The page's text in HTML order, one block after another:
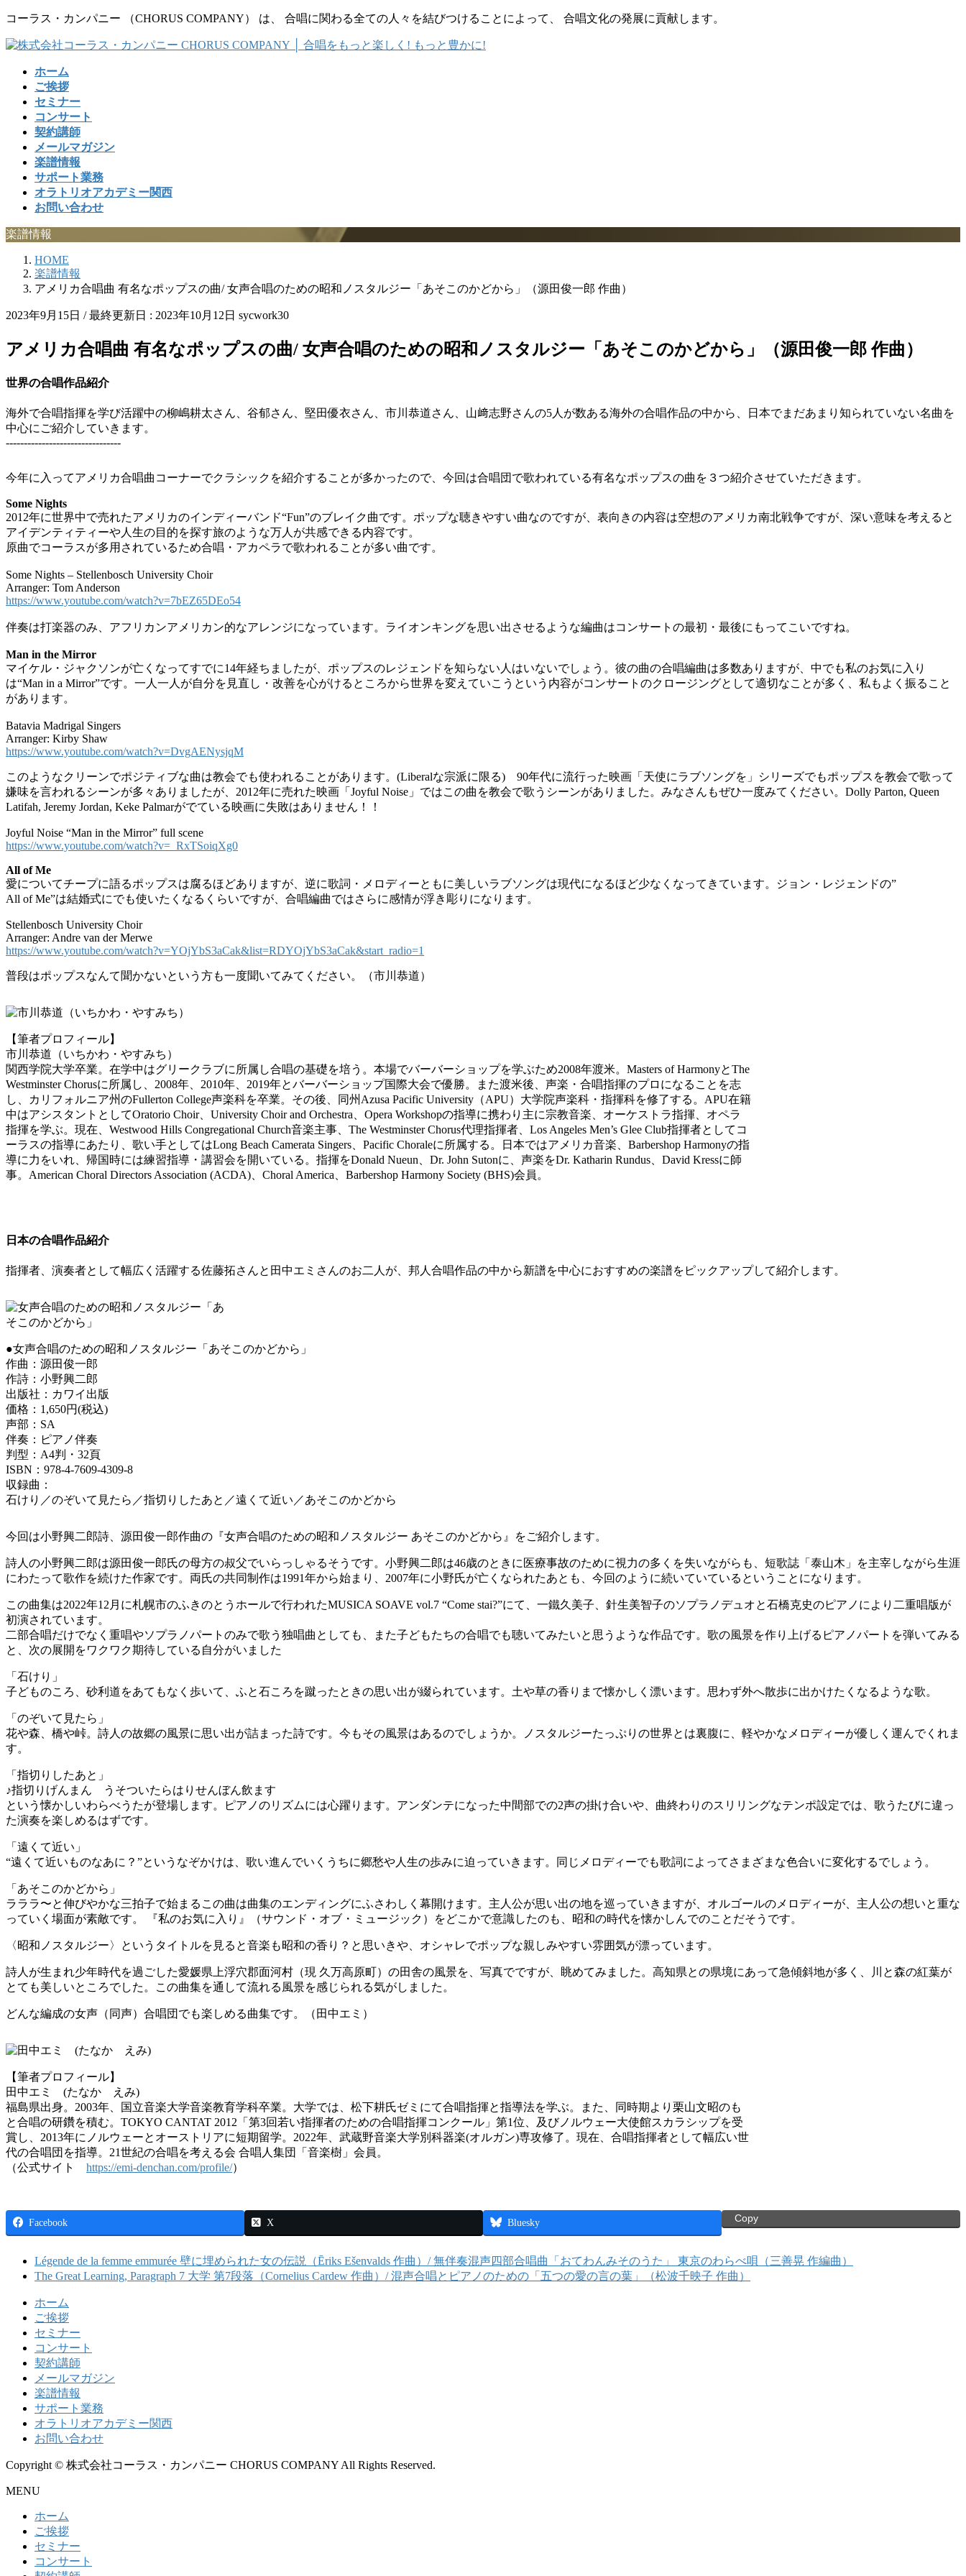
コ
テ
ナ
ゲ
コーラス・カンパニー （CHORUS COMPANY） は、 合唱に関わる全ての人々を結びつけることによって、 合唱文化の発展に貢献します。
ホーム
ご挨拶
セミナー
コンサート
契約講師
メールマガジン
楽譜情報
サポート業務
オラトリオアカデミー関西
お問い合わせ
楽譜情報
HOME
楽譜情報
アメリカ合唱曲 有名なポップスの曲/ 女声合唱のための昭和ノスタルジー「あそこのかどから」（源田俊一郎 作曲）
2023年9月15日 / 最終更新日 : 2023年10月12日 sycwork30
アメリカ合唱曲 有名なポップスの曲/ 女声合唱のための昭和ノスタルジー「あそこのかどから」（源田俊一郎 作曲）
世界の合唱作品紹介
海外で合唱指揮を学び活躍中の柳嶋耕太さん、谷郁さん、堅田優衣さん、市川恭道さん、山﨑志野さんの5人が数ある海外の合唱作品の中から、日本でまだあまり知られていない名曲を
中心にご紹介していきます。
--------------------------------
今年に入ってアメリカ合唱曲コーナーでクラシックを紹介することが多かったので、今回は合唱団で歌われている有名なポップスの曲を３つ紹介させていただきます。
Some Nights
2012年に世界中で売れたアメリカのインディーバンド“Fun”のブレイク曲です。ポップな聴きやすい曲なのですが、表向きの内容は空想のアメリカ南北戦争ですが、深い意味を考えると
アイデンティティーや人生の目的を探す旅のような万人が共感できる内容です。
原曲でコーラスが多用されているため合唱・アカペラで歌われることが多い曲です。
Some Nights – Stellenbosch University Choir
Arranger: Tom Anderson
https://www.youtube.com/watch?v=7bEZ65DEo54
伴奏は打楽器のみ、アフリカンアメリカン的なアレンジになっています。ライオンキングを思い出させるような編曲はコンサートの最初・最後にもってこいですね。
Man in the Mirror
マイケル・ジャクソンが亡くなってすでに14年経ちましたが、ポップスのレジェンドを知らない人はいないでしょう。彼の曲の合唱編曲は多数ありますが、中でも私のお気に入り
は“Man in a Mirror”です。一人一人が自分を見直し・改善を心がけるところから世界を変えていこうという内容がコンサートのクロージングとして適切なことが多く、私もよく振ること
があります。
Batavia Madrigal Singers
Arranger: Kirby Shaw
https://www.youtube.com/watch?v=DvgAENysjqM
このようなクリーンでポジティブな曲は教会でも使われることがあります。(Liberalな宗派に限る) 90年代に流行った映画「天使にラブソングを」シリーズでもポップスを教会で歌って
嫌味を言われるシーンが多々ありましたが、2012年に売れた映画「Joyful Noise」ではこの曲を教会で歌うシーンがありました。みなさんもぜひ一度みてください。Dolly Parton, Queen
Latifah, Jeremy Jordan, Keke Palmarがでている映画に失敗はありません！！
Joyful Noise “Man in the Mirror” full scene
https://www.youtube.com/watch?v=_RxTSoiqXg0
All of Me
愛についてチープに語るポップスは腐るほどありますが、逆に歌詞・メロディーともに美しいラブソングは現代になるほど少なくなってきています。ジョン・レジェンドの”
All of Me”は結婚式にでも使いたくなるくらいですが、合唱編曲ではさらに感情が浮き彫りになります。
Stellenbosch University Choir
Arranger: Andre van der Merwe
https://www.youtube.com/watch?v=YOjYbS3aCak&list=RDYOjYbS3aCak&start_radio=1
普段はポップスなんて聞かないという方も一度聞いてみてください。（市川恭道）
【筆者プロフィール】
市川恭道（いちかわ・やすみち）
関西学院大学卒業。在学中はグリークラブに所属し合唱の基礎を培う。本場でバーバーショップを学ぶため2008年渡米。Masters of HarmonyとThe
Westminster Chorusに所属し、2008年、2010年、2019年とバーバーショップ国際大会で優勝。また渡米後、声楽・合唱指揮のプロになることを志
し、カリフォルニア州のFullerton College声楽科を卒業。その後、同州Azusa Pacific University（APU）大学院声楽科・指揮科を修了する。APU在籍
中はアシスタントとしてOratorio Choir、University Choir and Orchestra、Opera Workshopの指導に携わり主に宗教音楽、オーケストラ指揮、オペラ
指揮を学ぶ。現在、Westwood Hills Congregational Church音楽主事、The Westminster Chorus代理指揮者、Los Angeles Men’s Glee Club指揮者としてコ
ーラスの指導にあたり、歌い手としてはLong Beach Camerata Singers、Pacific Choraleに所属する。日本ではアメリカ音楽、Barbershop Harmonyの指
導に力をいれ、帰国時には練習指導・講習会を開いている。指揮をDonald Nueun、Dr. John Sutonに、声楽をDr. Katharin Rundus、David Kressに師
事。American Choral Directors Association (ACDA)、Choral America、Barbershop Harmony Society (BHS)会員。
日本の合唱作品紹介
指揮者、演奏者として幅広く活躍する佐藤拓さんと田中エミさんのお二人が、邦人合唱作品の中から新譜を中心におすすめの楽譜をピックアップして紹介します。
●女声合唱のための昭和ノスタルジー「あそこのかどから」
作曲：源田俊一郎
作詩：小野興二郎
出版社：カワイ出版
価格：1,650円(税込)
声部：SA
伴奏：ピアノ伴奏
判型：A4判・32頁
ISBN：978-4-7609-4309-8
収録曲：
石けり／のぞいて見たら／指切りしたあと／遠くて近い／あそこのかどから
今回は小野興二郎詩、源田俊一郎作曲の『女声合唱のための昭和ノスタルジー あそこのかどから』をご紹介します。
詩人の小野興二郎は源田俊一郎氏の母方の叔父でいらっしゃるそうです。小野興二郎は46歳のときに医療事故のために視力の多くを失いながらも、短歌誌「泰山木」を主宰しながら生涯
にわたって歌作を続けた作家です。両氏の共同制作は1991年から始まり、2007年に小野氏が亡くなられたあとも、今回のように続いていているということになります。
この曲集は2022年12月に札幌市のふきのとうホールで行われたMUSICA SOAVE vol.7 “Come stai?”にて、一鐵久美子、針生美智子のソプラノデュオと石橋克史のピアノにより二重唱版が
初演されています。
二部合唱だけでなく重唱やソプラノパートのみで歌う独唱曲としても、また子どもたちの合唱でも聴いてみたいと思うような作品です。歌の風景を作り上げるピアノパートを弾いてみる
と、次の展開をワクワク期待している自分がいました
「石けり」
子どものころ、砂利道をあてもなく歩いて、ふと石ころを蹴ったときの思い出が綴られています。土や草の香りまで懐かしく漂います。思わず外へ散歩に出かけたくなるような歌。
「のぞいて見たら」
花や森、橋や峠。詩人の故郷の風景に思い出が詰まった詩です。今もその風景はあるのでしょうか。ノスタルジーたっぷりの世界とは裏腹に、軽やかなメロディーが優しく運んでくれま
す。
「指切りしたあと」
♪指切りげんまん うそついたらはりせんぼん飲ます
という懐かしいわらべうたが登場します。ピアノのリズムには心躍ります。アンダンテになった中間部での2声の掛け合いや、曲終わりのスリリングなテンポ設定では、歌うたびに違っ
た演奏を楽しめるはずです。
「遠くて近い」
“遠くて近いものなあに？”というなぞかけは、歌い進んでいくうちに郷愁や人生の歩みに迫っていきます。同じメロディーでも歌詞によってさまざまな色合いに変化するでしょう。
「あそこのかどから」
ラララ〜と伸びやかな三拍子で始まるこの曲は曲集のエンディングにふさわしく幕開けます。主人公が思い出の地を巡っていきますが、オルゴールのメロディーが、主人公の想いと重な
っていく場面が素敵です。 『私のお気に入り』（サウンド・オブ・ミュージック）をどこかで意識したのも、昭和の時代を懐かしんでのことだそうです。
〈昭和ノスタルジー〉というタイトルを見ると音楽も昭和の香り？と思いきや、オシャレでポップな親しみやすい雰囲気が漂っています。
詩人が生まれ少年時代を過ごした愛媛県上浮穴郡面河村（現 久万高原町）の田舎の風景を、写真でですが、眺めてみました。高知県との県境にあって急傾斜地が多く、川と森の紅葉が
とても美しいところでした。この曲集を通して流れる風景を感じられる気がしました。
どんな編成の女声（同声）合唱団でも楽しめる曲集です。（田中エミ）
【筆者プロフィール】
田中エミ (たなか えみ)
福島県出身。2003年、国立音楽大学音楽教育学科卒業。大学では、松下耕氏ゼミにて合唱指揮と指導法を学ぶ。また、同時期より栗山文昭のも
と合唱の研鑽を積む。TOKYO CANTAT 2012「第3回若い指揮者のための合唱指揮コンクール」第1位、及びノルウェー大使館スカラシップを受
賞し、2013年にノルウェーとオーストリアに短期留学。2022年、武蔵野音楽大学別科器楽(オルガン)専攻修了。現在、合唱指揮者として幅広い世
代の合唱団を指導。21世紀の合唱を考える会 合唱人集団「音楽樹」会員。
（公式サイト https://emi-denchan.com/profile/）
Facebook X Bluesky Copy
Légende de la femme emmurée 壁に埋められた女の伝説（Ēriks Ešenvalds 作曲）/ 無伴奏混声四部合唱曲「おてわんみそのうた」 東京のわらべ唄（三善晃 作編曲）
The Great Learning, Paragraph 7 大学 第7段落（Cornelius Cardew 作曲）/ 混声合唱とピアノのための「五つの愛の言の葉」（松波千映子 作曲）
ホーム
ご挨拶
セミナー
コンサート
契約講師
メールマガジン
楽譜情報
サポート業務
オラトリオアカデミー関西
お問い合わせ
Copyright © 株式会社コーラス・カンパニー CHORUS COMPANY All Rights Reserved.
MENU
ホーム
ご挨拶
セミナー
コンサート